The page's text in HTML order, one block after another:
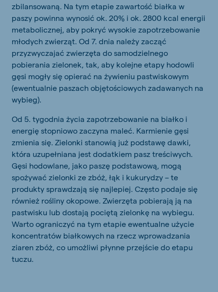
zbilansowaną. Na tym etapie zawartość białka w
paszy powinna wynosić ok. 20% i ok. 2800 kcal energii
metabolicznej, aby pokryć wysokie zapotrzebowanie
młodych zwierząt. Od 7. dnia należy zacząć
przyzwyczajać zwierzęta do samodzielnego
pobierania zielonek, tak, aby kolejne etapy hodowli
gęsi mogły się opierać na żywieniu pastwiskowym
(ewentualnie paszach objętościowych zadawanych na
wybieg).
Od 5. tygodnia życia zapotrzebowanie na białko i
energię stopniowo zaczyna maleć. Karmienie gęsi
zmienia się. Zielonki stanowią już podstawę dawki,
która uzupełniana jest dodatkiem pasz treściwych.
Gęsi hodowlane, jako paszę podstawową, mogą
spożywać zielonki ze zbóż, łąk i kukurydzy – te
produkty sprawdzają się najlepiej. Często podaje się
również rośliny okopowe. Zwierzęta pobierają ją na
pastwisku lub dostają pociętą zielonkę na wybiegu.
Warto ograniczyć na tym etapie ewentualne użycie
koncentratów białkowych na rzecz wprowadzania
ziaren zbóż, co umożliwi płynne przejście do etapu
tuczu.